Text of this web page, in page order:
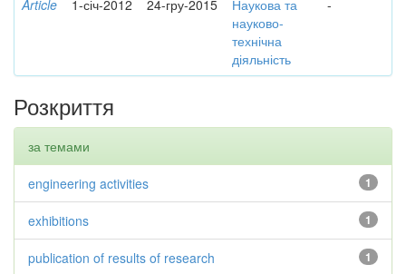
Article 1-січ-2012 24-гру-2015
Наукова та
науково-
технічна
діяльність
-
Розкриття
за темами
1
engineering activities
1
exhibitions
1
publication of results of research